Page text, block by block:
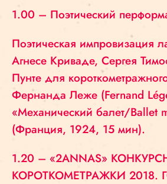
1.00 – Поэтический
Поэтическая импровизация
Агнесе Криваде, Сергея
Пунте для
Фернанда Леже (Fernand
«Механический балет/Ballet
(Франция, 1924, 15 мин).
1.20 – «2ANNAS»
КОРОТКОМЕТРАЖКИ 2018.